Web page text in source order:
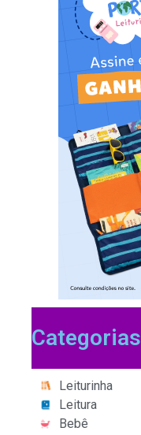
Categorias
Leiturinha
Leitura
Bebê